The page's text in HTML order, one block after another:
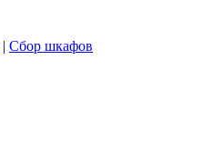
| Сбор шкафов